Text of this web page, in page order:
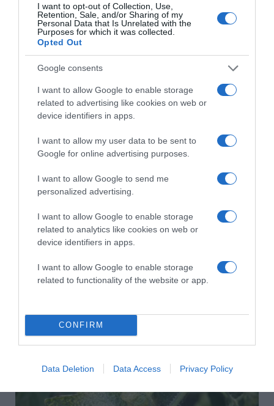
I want to opt-out of Collection, Use,
Retention, Sale, and/or Sharing of my
Personal Data that Is Unrelated with the
Purposes for which it was collected.
Opted Out
Google consents
I want to allow Google to enable storage
related to advertising like cookies on web or
device identifiers in apps.
I want to allow my user data to be sent to
Google for online advertising purposes.
I want to allow Google to send me
personalized advertising.
I want to allow Google to enable storage
related to analytics like cookies on web or
device identifiers in apps.
I want to allow Google to enable storage
related to functionality of the website or app.
CONFIRM
Data Deletion Data Access Privacy Policy
is felveszi velem a kapcsolatot, mert én szeretnék a
kisfiammal foglalkozni” – szögezte le Mandula Ádám.
Megosztás: Facebook Twitter Pinterest
Címkék: párkapcsolat ,ex,kitálalás,Mandula Ádám
Korábbi bejegyzések
HASONLÓ BEJEGYZÉSEK